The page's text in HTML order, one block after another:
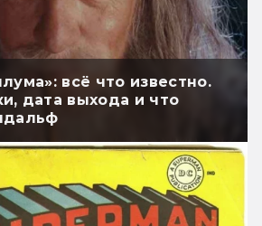
всё что известно.
дата выхода и что